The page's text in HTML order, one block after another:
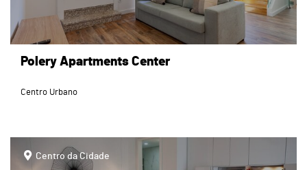
Polery Apartments Center
Centro Urbano
Centro da Cidade